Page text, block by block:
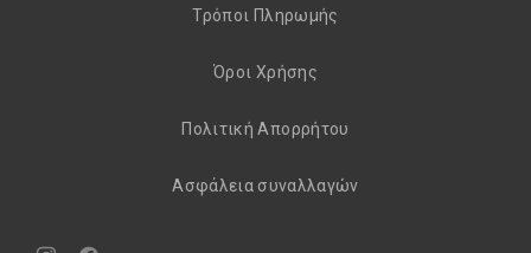
Τρόποι Πληρωμής
Όροι Χρήσης
Πολιτική Απορρήτου
Aσφάλεια συναλλαγών